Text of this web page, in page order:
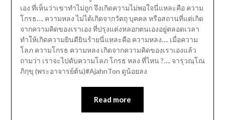
เอง ที่เห็นว่าเขาทำไม่ถูก จึงเกิดความไม่พอใจนี่แหละคือ ความ
โกรธ…. ความหลง ไม่ได้เกิดจากวัตถุ บุคคล หรือสถานที่แต่เกิด
จากความคิดของเราเอง ที่ปรุงแต่งหลอกตนเองอยู่ตลอดเวลา
ทำให้เกิดความยินดียินร้ายนี่แหละคือ ความหลง…. เมื่อความ
โลภ ความโกรธ ความหลง เกิดจากความคิดของเราเองแล้ว
ถามว่า เราจะไปดับความโลภ โกรธ หลง ที่ไหน ?…. จารุวณฺโณ
ภิกฺขุ (พระอาจารย์ต้น)#AjahnTon ดูน้อยลง
Read more